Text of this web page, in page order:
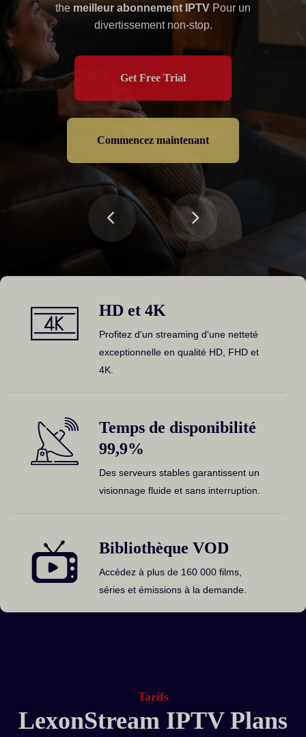
IPTV
avec une couverture mondiale et une disponibilité
de 99,91 %.
Get Free Trial
Commencez maintenant
Get Free Trial
the meilleur abonnement IPTV Pour un
divertissement non-stop.
Get Free Trial
Commencez maintenant
HD et 4K
Profitez d'un streaming d'une netteté
exceptionnelle en qualité HD, FHD et
4K.
Temps de disponibilité
99,9%
Des serveurs stables garantissent un
visionnage fluide et sans interruption.
Bibliothèque VOD
Accédez à plus de 160 000 films,
séries et émissions à la demande.
Tarifs
LexonStream IPTV Plans